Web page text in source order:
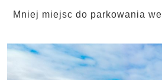
Mniej miejsc do parkowania we